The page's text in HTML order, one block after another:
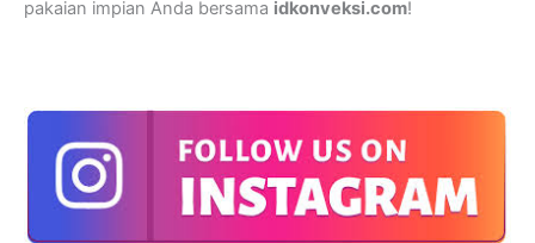
pakaian impian Anda bersama idkonveksi.com!